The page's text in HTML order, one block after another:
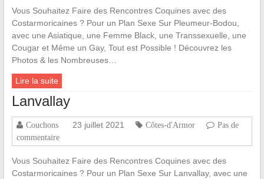
Vous Souhaitez Faire des Rencontres Coquines avec des
Costarmoricaines ? Pour un Plan Sexe Sur Pleumeur-Bodou,
avec une Asiatique, une Femme Black, une Transsexuelle, une
Cougar et Même un Gay, Tout est Possible ! Découvrez les
Photos & les Nombreuses…
Lire la suite
Lanvallay
Couchons 23 juillet 2021 Côtes-d'Armor
Pas de
commentaire
Vous Souhaitez Faire des Rencontres Coquines avec des
Costarmoricaines ? Pour un Plan Sexe Sur Lanvallay, avec une